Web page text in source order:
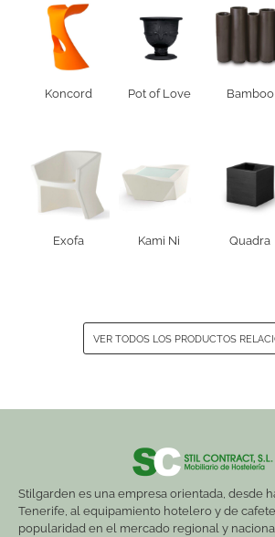
Koncord Pot of Love Bamboo
Exofa Kami Ni Quadra
VER TODOS LOS PRODUCTOS
Stilgarden es una empresa orientada, desde
Tenerife, al equipamiento hotelero y de
popularidad en el mercado regional y